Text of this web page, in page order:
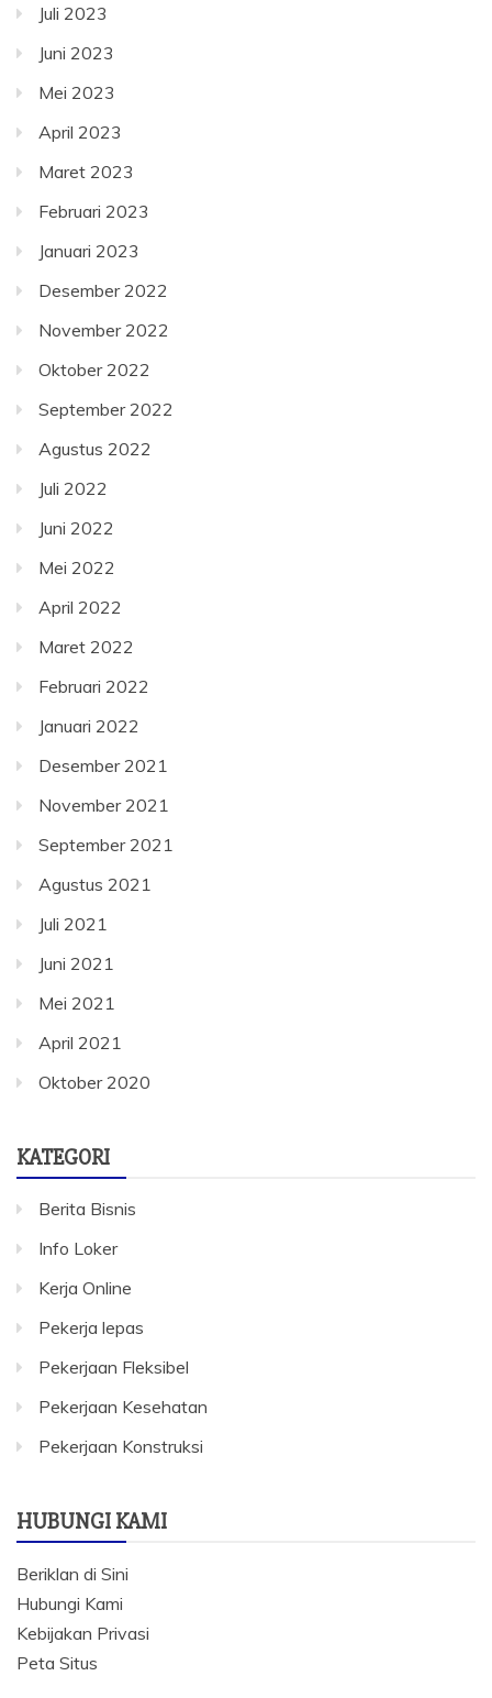
Juli 2023
Juni 2023
Mei 2023
April 2023
Maret 2023
Februari 2023
Januari 2023
Desember 2022
November 2022
Oktober 2022
September 2022
Agustus 2022
Juli 2022
Juni 2022
Mei 2022
April 2022
Maret 2022
Februari 2022
Januari 2022
Desember 2021
November 2021
September 2021
Agustus 2021
Juli 2021
Juni 2021
Mei 2021
April 2021
Oktober 2020
KATEGORI
Berita Bisnis
Info Loker
Kerja Online
Pekerja lepas
Pekerjaan Fleksibel
Pekerjaan Kesehatan
Pekerjaan Konstruksi
HUBUNGI KAMI
Beriklan di Sini
Hubungi Kami
Kebijakan Privasi
Peta Situs